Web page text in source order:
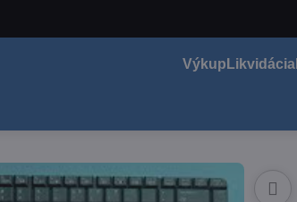
Výkup Likvidácia